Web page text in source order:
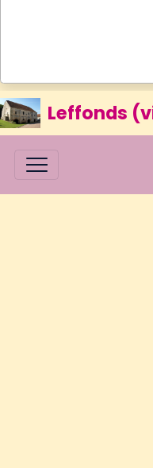
Leffonds